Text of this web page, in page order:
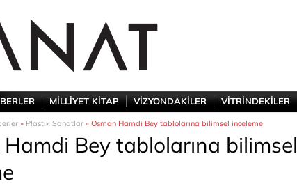
MİLLİYET KİTAP VİZYONDAKİLER VİTRİNDEKİLER
» Plastik Sanatlar » Osman Hamdi Bey tablolarına bilimsel inceleme
Bey tablolarına bilimsel